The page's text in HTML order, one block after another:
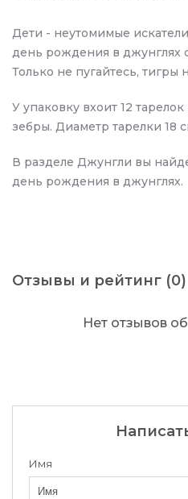
Дети - неутомимые
день рождения в
Только не пугайтесь, тигры
У упаковку вхоит 12
зебры. Диаметр тарелки 18
В разделе Джунгли вы
день рождения в джунглях.
Отзывы и рейтинг (0)
Нет отзывов
Имя